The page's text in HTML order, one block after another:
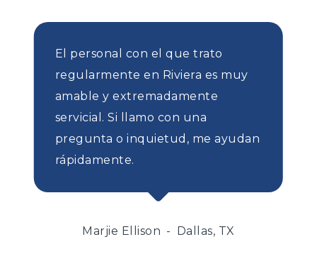
El personal con el que trato
regularmente en Riviera es muy
amable y extremadamente
servicial. Si llamo con una
pregunta o inquietud, me ayudan
rápidamente.
Marjie Ellison Dallas, TX